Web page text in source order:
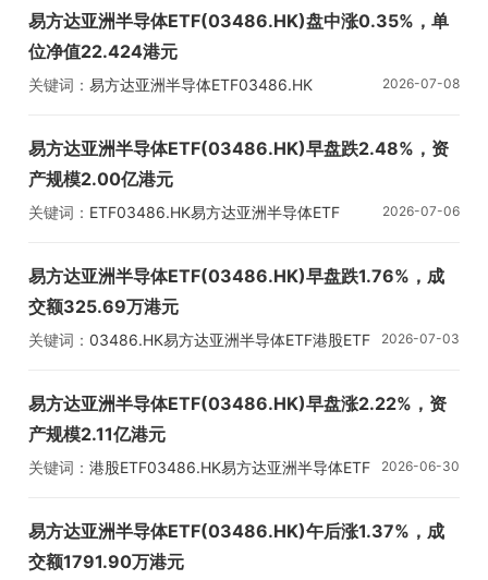
易方达亚洲半导体ETF(03486.HK)盘中涨0.35%，单
位净值22.424港元
关键词： 易方达亚洲半导体ETF03486.HK
2026-07-08
易方达亚洲半导体ETF(03486.HK)早盘跌2.48%，资
产规模2.00亿港元
关键词： ETF03486.HK易方达亚洲半导体ETF 2026-07-06
易方达亚洲半导体ETF(03486.HK)早盘跌1.76%，成
交额325.69万港元
关键词： 03486.HK易方达亚洲半导体ETF港股ETF 2026-07-03
易方达亚洲半导体ETF(03486.HK)早盘涨2.22%，资
产规模2.11亿港元
关键词： 港股ETF03486.HK易方达亚洲半导体ETF 2026-06-30
易方达亚洲半导体ETF(03486.HK)午后涨1.37%，成
交额1791.90万港元